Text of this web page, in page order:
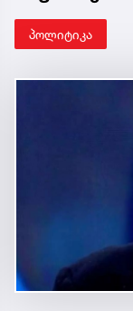
პოლიტიკა